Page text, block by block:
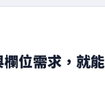
位需求，就